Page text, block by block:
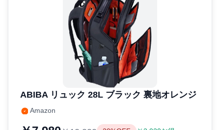
ABIBA リュック 28L ブラック 裏地オレンジ
Amazon